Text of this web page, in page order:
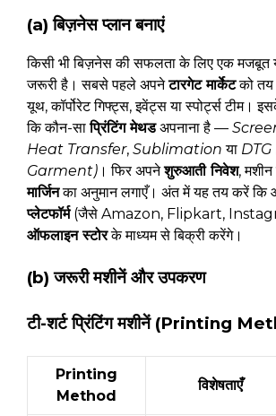
(a) बिज़नेस प्लान बनाएं
किसी भी बिज़नेस की सफलता के लिए एक मजबूत
जरूरी है। सबसे पहले अपनेटारगेट मार्केटको
यूथ, कॉर्पोरेट गिफ्ट्स, इवेंट्स या स्पोर्ट्स टीम।
कि कौन-साप्रिंटिंग मेथडअपनाना है —
Heat Transfer, Sublimation या
Garment) । फिर अपनेशुरुआती निवेश,
मार्जिनका अनुमान लगाएँ। अंत में यह तय करें कि
प्लेटफॉर्म(जैसे Amazon, Flipkart,
ऑफलाइन स्टोरके माध्यम से बिक्री करेंगे।
(b) जरूरी मशीनें और उपकरण
टी-शर्ट प्रिंटिंग मशीनें (Printing
Printing
Method
विशेषताएँ